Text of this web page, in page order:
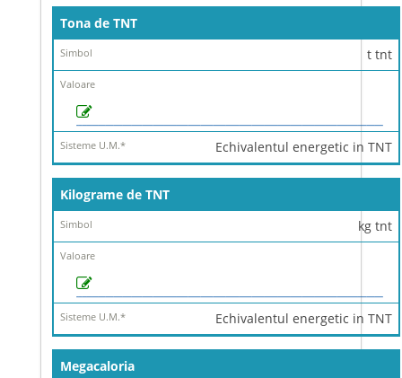
Tona de TNT
t tnt
Echivalentul energetic in TNT
Kilograme de TNT
kg tnt
Echivalentul energetic in TNT
Megacaloria